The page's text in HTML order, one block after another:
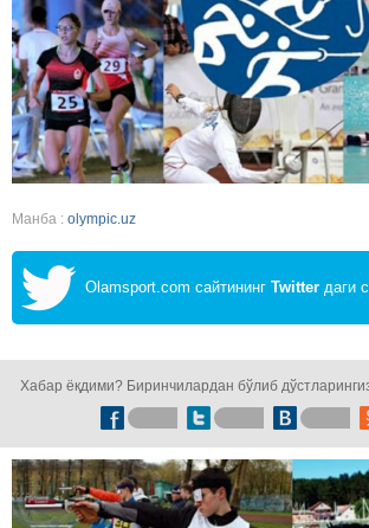
Манба : olympic.uz
Olamsport.com сайтининг Twitter даги
Хабар ёқдими? Биринчилардан бўлиб